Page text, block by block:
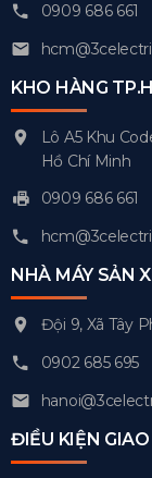
0909 686 661
KHO HÀNG
Lô A5 Khu
Hồ Chí Minh
0909 686 661
NHÀ MÁY SẢN
Đội 9, Xã Tây
0902 685 695
ĐIỀU KIỆN